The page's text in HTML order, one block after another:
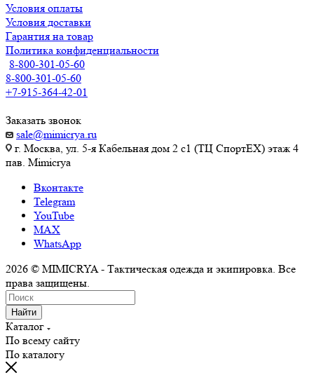
Условия оплаты
Условия доставки
Гарантия на товар
Политика конфиденциальности
8-800-301-05-60
8-800-301-05-60
+7-915-364-42-01
Заказать звонок
sale@mimicrya.ru
г. Москва, ул. 5-я Кабельная дом 2 с1 (ТЦ СпортEX) этаж 4
пав. Mimicrya
Вконтакте
Telegram
YouTube
MAX
WhatsApp
2026 © MIMICRYA - Тактическая одежда и экипировка. Все
права защищены.
Найти
Каталог
По всему сайту
По каталогу